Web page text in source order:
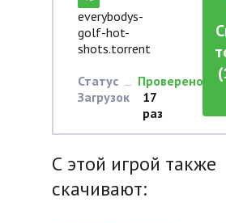
everybodys-
golf-hot-
shots.torrent
Статус
Проверено
Загрузок
17
раз
С этой игрой также
скачивают: